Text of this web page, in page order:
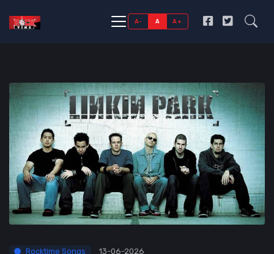
A- A A+
Rocktime Songs 13-06-2026